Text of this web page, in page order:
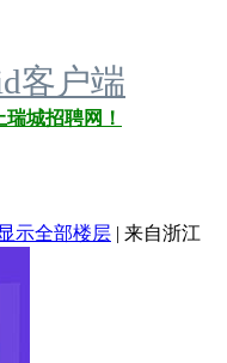
客户端
城招聘网！
显示全部楼层 | 来自浙江